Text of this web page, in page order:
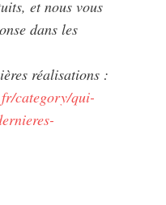
et nous vous
dans les
réalisations :
category/qui-